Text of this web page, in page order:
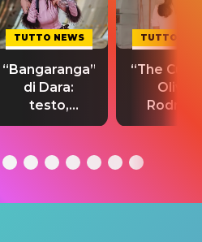
TUTTO NEWS
“Bangaranga”
di Dara:
testo,
traduzione e
del singolo
TUTTO
“The
Olivia
testo,